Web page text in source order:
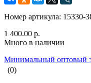
Номер артикула: 15330-
1 400.00 р.
Много в наличии
Минимальный оптовый
(0)